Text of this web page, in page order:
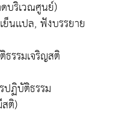
บริเวณศูนย์)
นเเปล, ฟังบรรยาย
รรมเจริญสติ
ปฏิบัติธรรม
ติ)